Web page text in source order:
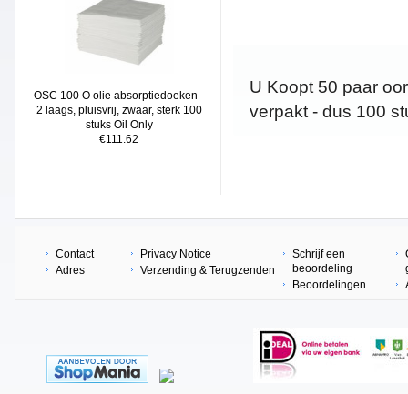
OSC 100 O olie absorptiedoeken -
2 laags, pluisvrij, zwaar, sterk 100
stuks Oil Only
€111.62
U Koopt 50 paar
verpakt - dus 100
Contact
Adres
Privacy Notice
Verzending & Terugzenden
Schrijf een
beoordeling
Beoordelingen